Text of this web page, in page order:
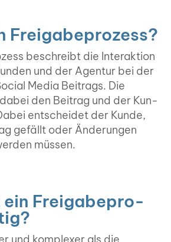
Frei­ga­be­pro­zess?
beschreibt die Inter­ak­ti­on
und der Agen­tur bei der
Media Bei­trags. Die
den Bei­trag und der Kun­
ent­schei­det der Kun­de,
gefällt oder Ände­run­gen
müs­sen.
ein Frei­ga­be­pro­